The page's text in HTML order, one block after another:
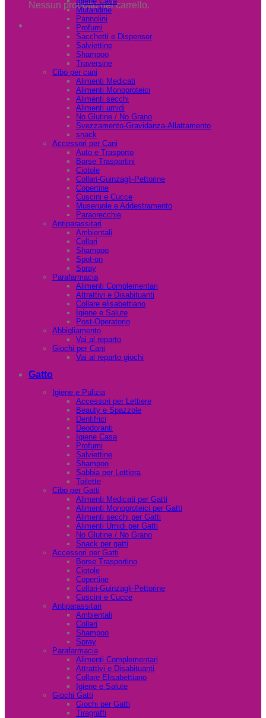
Nessun prodotto nel carrello.
Mutandine
Pannolini
Profumi
Sacchetti e Dispenser
Salviettine
Shampoo
Traversine
Cibo per cani
Alimenti Medicati
Alimenti Monoproteici
Alimenti secchi
Alimenti umidi
No Glutine / No Grano
Svezzamento-Gravidanza-Allattamento
snack
Accessori per Cani
Auto e Trasporto
Borse Trasportini
Ciotole
Collari-Guinzagli-Pettorine
Copertine
Cuscini e Cucce
Museruole e Addestramento
Paraorecchie
Antiparassitari
Ambientali
Collari
Shampoo
Spot-on
Spray
Parafarmacia
Alimenti Complementari
Attrattivi e Disabituanti
Collare elisabettiano
Igiene e Salute
Post-Operatorio
Abbigliamento
Vai al reparto
Giochi per Cani
Vai al reparto giochi
Gatto
Igiene e Pulizia
Accessori per Lettiere
Beauty e Spazzole
Dentifrici
Deodoranti
Igiene Casa
Profumi
Salviettine
Shampoo
Sabbia per Lettiera
Toilette
Cibo per Gatti
Alimenti Medicati per Gatti
Alimenti Monoproteici per Gatti
Alimenti secchi per Gatti
Alimenti Umidi per Gatti
No Glutine / No Grano
Snack per gatti
Accessori per Gatti
Borse Trasportino
Ciotole
Copertine
Collari-Guinzagli-Pettorine
Cuscini e Cucce
Antiparassitari
Ambientali
Collari
Shampoo
Spray
Parafarmacia
Alimenti Complementari
Attrattivi e Disabituanti
Collare Elisabettiano
Igiene e Salute
Giochi Gatti
Giochi per Gatti
Tiragraffi